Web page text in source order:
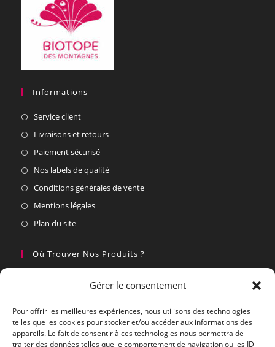
Gérer le consentement
Pour offrir les meilleures expériences, nous utilisons des technologies
telles que les cookies pour stocker et/ou accéder aux informations des
appareils. Le fait de consentir à ces technologies nous permettra de
traiter des données telles que le comportement de navigation ou les ID
Informations
Service client
Livraisons et retours
Paiement sécurisé
Nos labels de qualité
Conditions générales de vente
Mentions légales
Plan du site
Où Trouver Nos Produits ?
Nous Contacter Du Lundi Au Vendredi